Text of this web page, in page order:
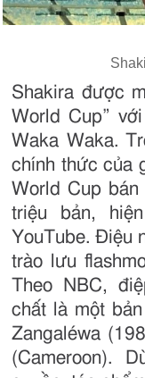
Shakira được
World Cup”
Waka Waka.
chính thức của
World Cup
triệu bản,
YouTube. Điệu
trào lưu
Theo NBC,
chất là một
Zangaléwa
(Cameroon).